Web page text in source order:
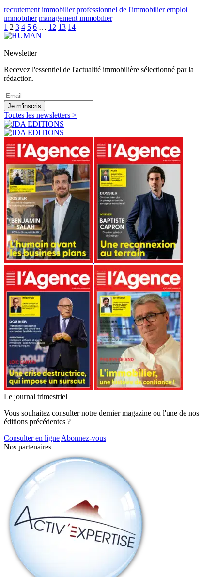
recrutement immobilier professionnel de l'immobilier emploi
immobilier management immobilier
1 2 3 4 5 6 … 12 13 14
Newsletter
Recevez l'essentiel de l'actualité immobilière sélectionné par la
rédaction.
Je m'inscris
Toutes les newsletters >
Le journal trimestriel
Vous souhaitez consulter notre dernier magazine ou l'une de nos
éditions précédentes ?
Consulter en ligne Abonnez-vous
Nos partenaires